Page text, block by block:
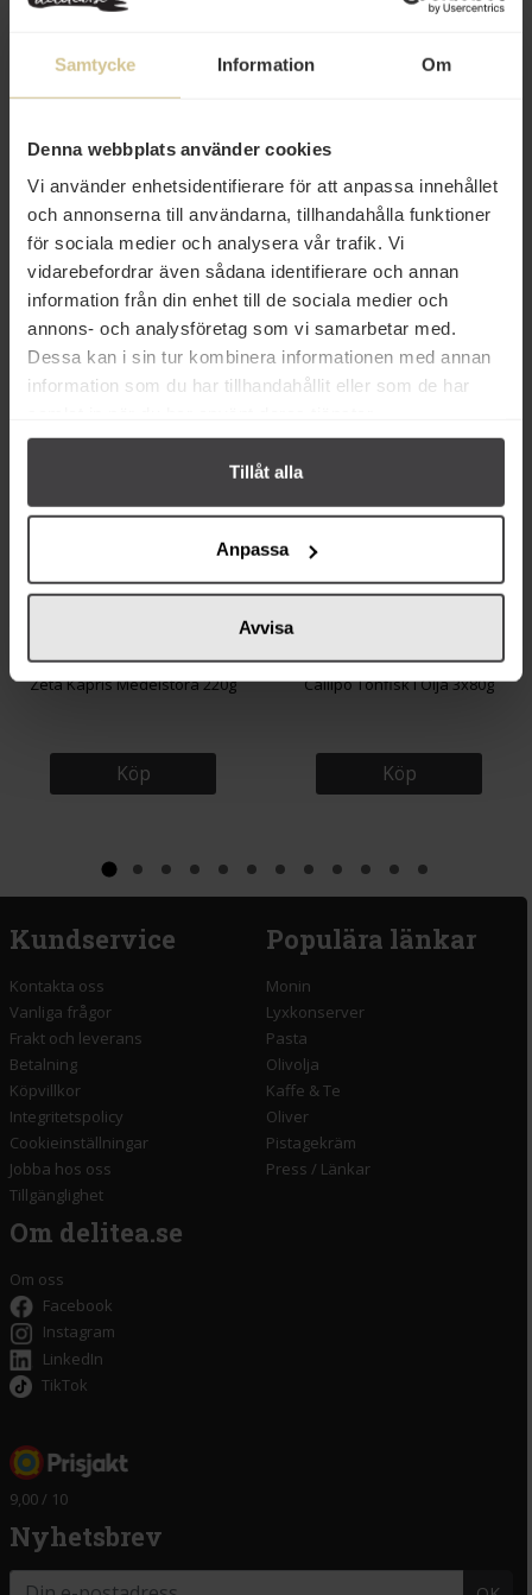
Samtycke Information Om
Denna webbplats använder cookies
Vi använder enhetsidentifierare för att anpassa innehållet
och annonserna till användarna, tillhandahålla funktioner
för sociala medier och analysera vår trafik. Vi
vidarebefordrar även sådana identifierare och annan
information från din enhet till de sociala medier och
annons- och analysföretag som vi samarbetar med.
Dessa kan i sin tur kombinera informationen med annan
information som du har tillhandahållit eller som de har
Tillåt alla
Anpassa
Avvisa
Betyg
Produktfakta
Prishistorik
Andra köper även
Zeta Kapris Medelstora 220g
Köp
Callipo Tonfisk i Olja 3x80g
Köp
Kundservice
Kontakta oss
Vanliga frågor
Frakt och leverans
Betalning
Köpvillkor
Integritetspolicy
Cookieinställningar
Jobba hos oss
Tillgänglighet
Populära länkar
Monin
Lyxkonserver
Pasta
Olivolja
Kaffe & Te
Oliver
Pistagekräm
Press / Länkar
Om delitea.se
Om oss
Facebook
Instagram
LinkedIn
TikTok
9,00 / 10
Nyhetsbrev